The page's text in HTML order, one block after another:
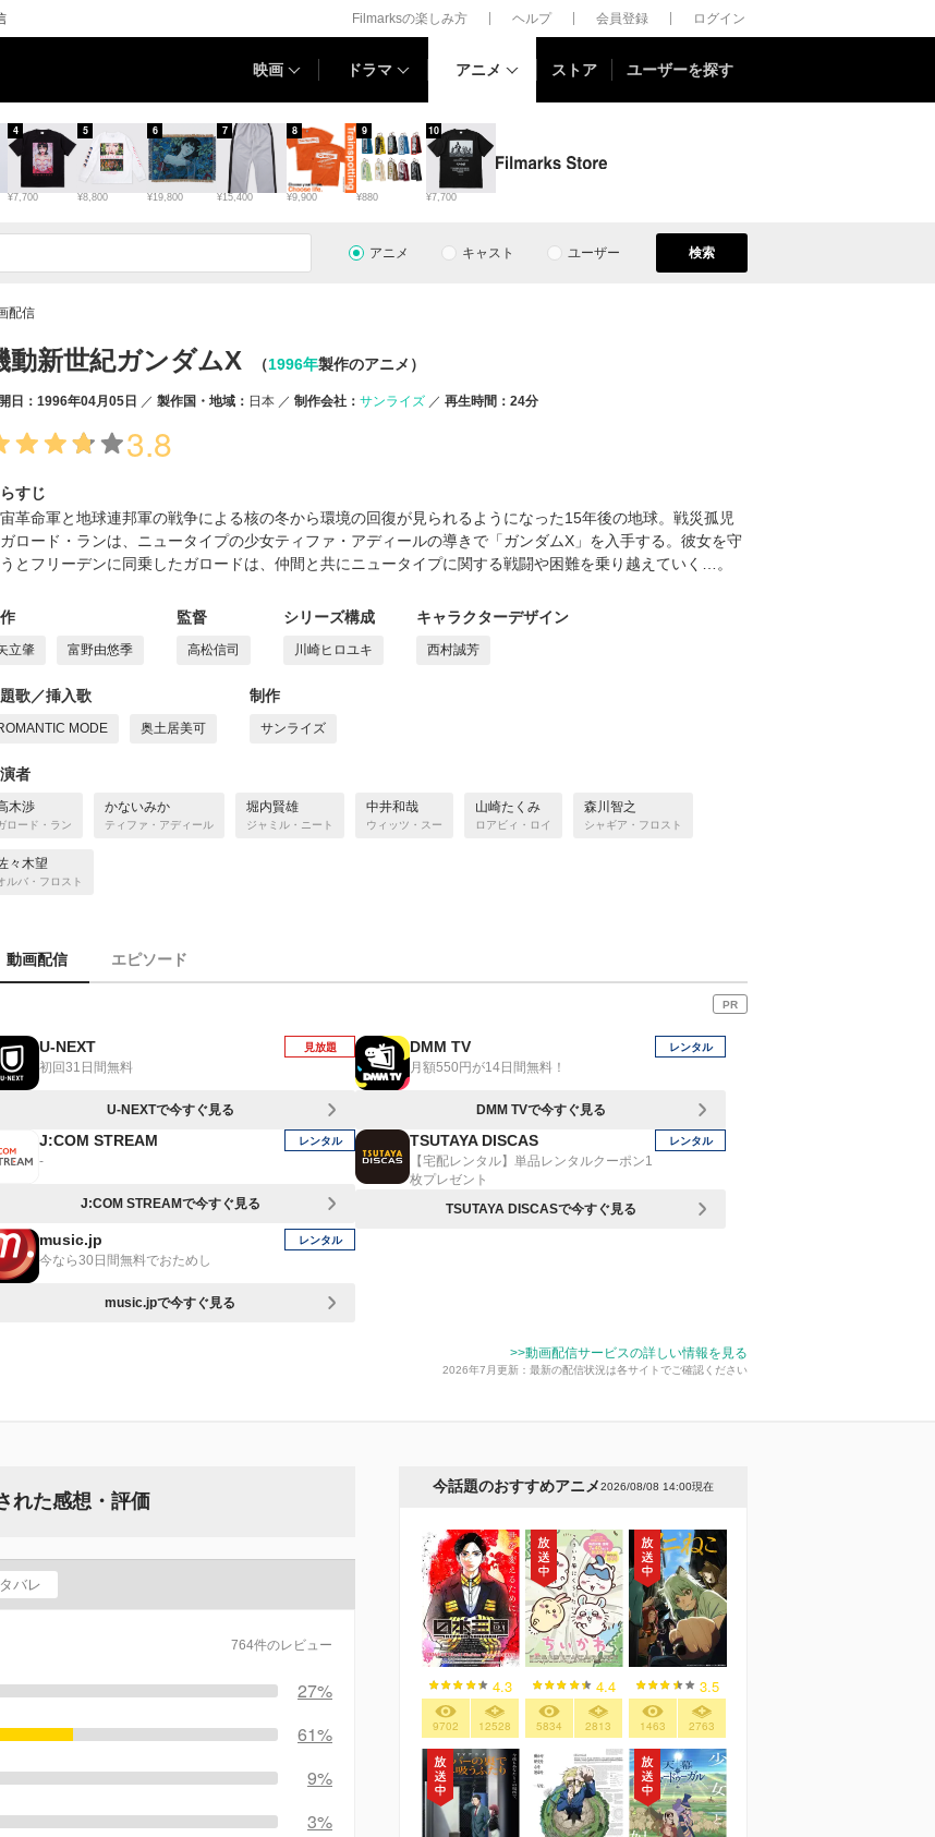
Filmarksの楽しみ方 ヘルプ 会員登録 ログイン
映画 ドラマ アニメ ストア ユーザーを探す
¥7,700
4
¥8,800
5
¥19,800
6
¥15,400
7
¥9,900
8
¥880
9
¥7,700
10
アニメ キャスト ユーザー 検索
配信
動新世紀ガンダムX （1996年製作のアニメ）
日：1996年04月05日 製作国・地域： 日本 制作会社： サンライズ 再生時間：24分
3.8
すじ
革命軍と地球連邦軍の戦争による核の冬から環境の回復が見られるようになった15年後の地球。戦災孤児
ロード・ランは、ニュータイプの少女ティファ・アディールの導きで「ガンダムX」を入手する。彼女を守
とフリーデンに同乗したガロードは、仲間と共にニュータイプに関する戦闘や困難を乗り越えていく…。
立肇 富野由悠季
監督
高松信司
シリーズ構成
川崎ヒロユキ
キャラクターデザイン
西村誠芳
歌／挿入歌
MODE 奥土居美可
制作
サンライズ
者
木渉
ロード・ラン
かないみか
ティファ・アディール
堀内賢雄
ジャミル・ニート
中井和哉
ウィッツ・スー
山崎たくみ
ロアビィ・ロイ
森川智之
シャギア・フロスト
々木望
ルバ・フロスト
動画配信 エピソード
PR
U-NEXT
初回31日間無料
見放題
U-NEXTで今すぐ見る
DMM TV
月額550円が14日間無料！
レンタル
DMM TVで今すぐ見る
J:COM STREAM
-
レンタル
J:COM STREAMで今すぐ見る
TSUTAYA DISCAS
【宅配レンタル】単品レンタルクーポン1
枚プレゼント
レンタル
TSUTAYA DISCASで今すぐ見る
music.jp
今なら30日間無料でおためし
レンタル
music.jpで今すぐ見る
>>動画配信サービスの詳しい情報を見る
2026年7月更新：最新の配信状況は各サイトでご確認ください
れた感想・評価
バレ
764件のレビュー
27%
61%
9%
3%
今話題のおすすめアニメ2026/08/08 14:00現在
4.3
9702 12528
4.4
5834 2813
3.5
1463 2763